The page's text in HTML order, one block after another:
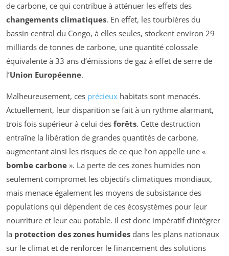
de carbone, ce qui contribue à atténuer les effets des
changements climatiques. En effet, les tourbières du
bassin central du Congo, à elles seules, stockent environ 29
milliards de tonnes de carbone, une quantité colossale
équivalente à 33 ans d’émissions de gaz à effet de serre de
l’Union Européenne.
Malheureusement, ces précieux habitats sont menacés.
Actuellement, leur disparition se fait à un rythme alarmant,
trois fois supérieur à celui des forêts. Cette destruction
entraîne la libération de grandes quantités de carbone,
augmentant ainsi les risques de ce que l’on appelle une «
bombe carbone ». La perte de ces zones humides non
seulement compromet les objectifs climatiques mondiaux,
mais menace également les moyens de subsistance des
populations qui dépendent de ces écosystèmes pour leur
nourriture et leur eau potable. Il est donc impératif d’intégrer
la protection des zones humides dans les plans nationaux
sur le climat et de renforcer le financement des solutions